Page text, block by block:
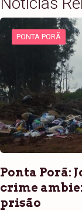
PONTA PORÃ
Ponta Porã:
crime
prisão